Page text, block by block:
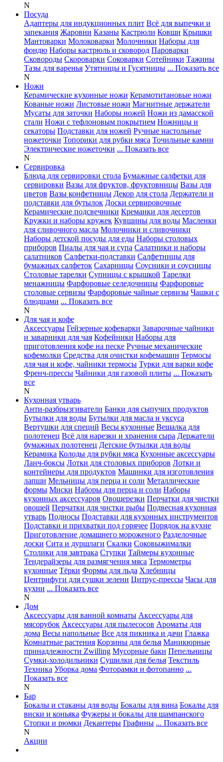
N
Посуда
Адаптеры для индукционных плит Всё для выпечки и
запекания Жаровни Казаны Кастрюли Ковши Крышки
Мантоварки Молоковарки Молочники Наборы для
фондю Наборы кастрюль и сковород Пароварки
Сковороды Скороварки Соковарки Сотейники Тажины
Тазы для варенья Утятницы и Гусятницы ... Показать все
N
Ножи
Керамические кухонные ножи Керамотитановые ножи
Кованые ножи Листовые ножи Магнитные держатели
Мусаты для заточки Наборы ножей Ножи из дамасской
стали Ножи с тефлоновым покрытием Ножницы и
секаторы Подставки для ножей Ручные настольные
ножеточки Топорики для рубки мяса Точильные камни
Электрические ножеточки ... Показать все
N
Сервировка
Блюда для сервировки стола Бумажные салфетки для
сервировки Вазы для фруктов, фруктовницы Вазы для
цветов Вазы конфетницы Декор для стола Держатели и
подставки для бутылок Доски сервировочные
Керамические подсвечники Креманки для десертов
Кружки и наборы кружек Кувшины для воды Масленки
для сливочного масла Молочники и сливочники
Наборы детской посуды для еды Наборы столовых
приборов Пиалы для чая и супа Салатники и наборы
салатников Салфетки-подставки Салфетницы для
бумажных салфеток Сахарницы Соусники и соусницы
Столовые тарелки Супницы с крышкой Тарелки
менажницы Фарфоровые селедочницы Фарфоровые
столовые сервизы Фарфоровые чайные сервизы Чашки с
блюдцами ... Показать все
N
Для чая и кофе
Аксессуары Гейзерные кофеварки Заварочные чайники
и заварники для чая Кофейники Наборы для
приготовления кофе на песке Ручные механические
кофемолки Средства для очистки кофемашин Термосы
для чая и кофе, чайники термосы Турки для варки кофе
Френч-прессы Чайники для газовой плиты ... Показать
все
N
Кухонная утварь
Анти-разбрызгиватели Банки для сыпучих продуктов
Бутылки для воды Бутылки для масла и уксуса
Вертушки для специй Весы кухонные Вешалка для
полотенец Всё для нарезки и хранения сыра Держатели
бумажных полотенец Детские бутылки для воды
Керамика Колоды для рубки мяса Кухонные аксессуары
Ланч-боксы Лотки для столовых приборов Лотки и
контейнеры для продуктов Машинки для изготовления
лапши Мельницы для перца и соли Металлические
формы Миски Наборы для перца и соли Наборы
кухонных аксессуаров Овощерезки Перчатки для чистки
овощей Перчатки для чистки рыбы Подвесная кухонная
утварь Подносы Подставки для кухонных инструментов
Подставки и прихватки под горячее Порядок на кухне
Приготовление домашнего мороженого Разделочные
доски Сита и дуршлаги Скалки Соковыжималки
Столики для завтрака Ступки Таймеры кухонные
Тендерайзеры для размягчения мяса Термометры
кухонные Тёрки Формы для льда Хлебницы
Центрифуги для сушки зелени Цитрус-прессы Часы для
кухни ... Показать все
N
Дом
Аксессуары для ванной комнаты Аксессуары для
мясорубок Аксессуары для пылесосов Ароматы для
дома Весы напольные Все для пикника и дачи Глажка
Комнатные растения Корзины для белья Маникюрные
принадлежности Zwilling Мусорные баки Пепельницы
Сумки-холодильники Сушилки для белья Текстиль
Техника Уборка дома Фоторамки и фотопанно ...
Показать все
N
Бар
Бокалы и стаканы для воды Бокалы для вина Бокалы для
виски и коньяка Фужеры и бокалы для шампанского
Стопки и рюмки Декантеры Графины ... Показать все
N
Акции